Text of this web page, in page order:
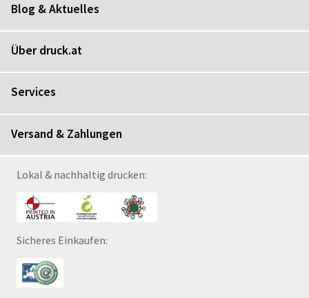
Blog & Aktuelles
Über druck.at
Services
Versand & Zahlungen
Lokal & nachhaltig drucken:
Sicheres Einkaufen: